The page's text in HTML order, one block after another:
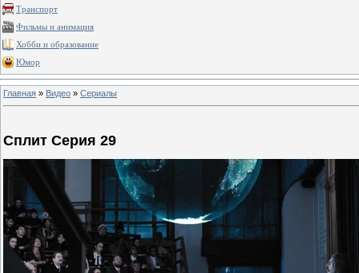
Транспорт
Фильмы и анимация
Хобби и образование
Юмор
Главная » Видео » Сериалы
Сплит Серия 29